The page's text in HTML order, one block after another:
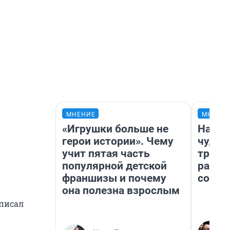
МНЕНИЕ
«Игрушки больше не
герои истории». Чему
учит пятая часть
популярной детской
франшизы и почему
она полезна взрослым